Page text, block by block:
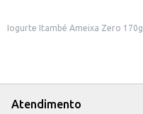
Iogurte Itambé Ameixa Zero 170g
Atendimento